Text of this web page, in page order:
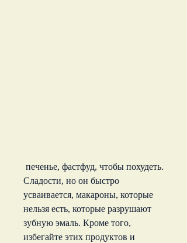
Сладости, но он быстро
усваивается, макароны, которые
нельзя есть, которые разрушают
зубную эмаль. Кроме того,
избегайте этих продуктов и